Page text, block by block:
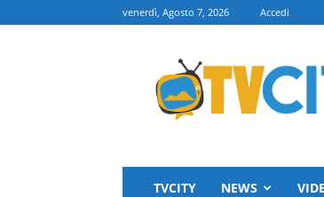
venerdì, Agosto 7, 2026 Accedi
TVCITY
TVCITY NEWS